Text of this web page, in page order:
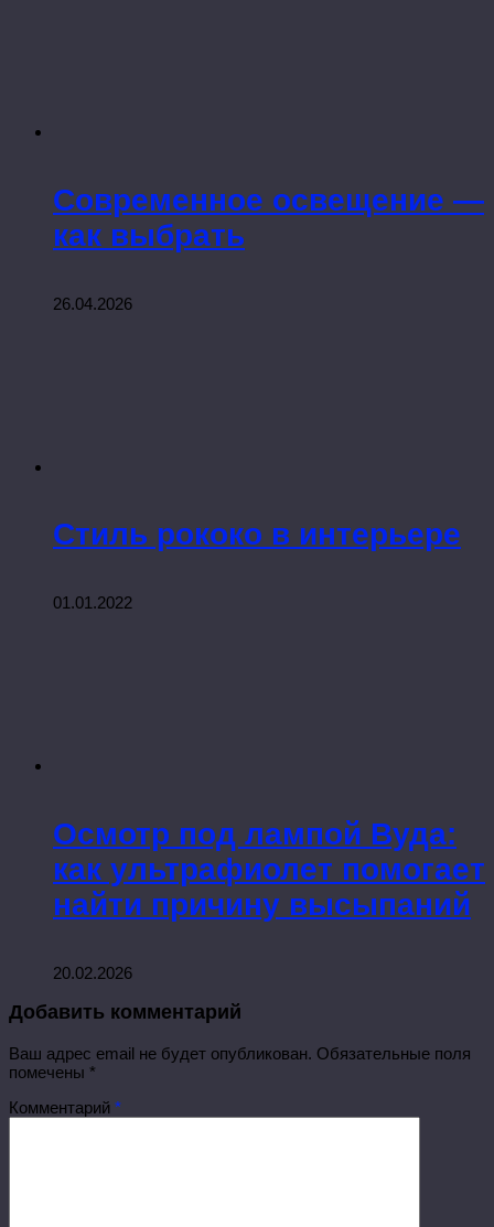
Современное освещение —
как выбрать
26.04.2026
Стиль рококо в интерьере
01.01.2022
Осмотр под лампой Вуда:
как ультрафиолет помогает
найти причину высыпаний
20.02.2026
Добавить комментарий
Ваш адрес email не будет опубликован. Обязательные поля
помечены *
Комментарий *